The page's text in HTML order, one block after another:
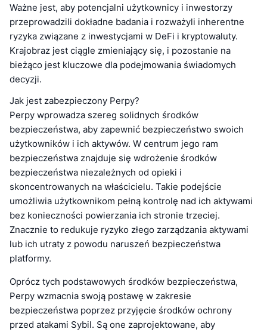
Ważne jest, aby potencjalni użytkownicy i inwestorzy
przeprowadzili dokładne badania i rozważyli inherentne
ryzyka związane z inwestycjami w DeFi i kryptowaluty.
Krajobraz jest ciągle zmieniający się, i pozostanie na
bieżąco jest kluczowe dla podejmowania świadomych
decyzji.
Jak jest zabezpieczony Perpy?
Perpy wprowadza szereg solidnych środków
bezpieczeństwa, aby zapewnić bezpieczeństwo swoich
użytkowników i ich aktywów. W centrum jego ram
bezpieczeństwa znajduje się wdrożenie środków
bezpieczeństwa niezależnych od opieki i
skoncentrowanych na właścicielu. Takie podejście
umożliwia użytkownikom pełną kontrolę nad ich aktywami
bez konieczności powierzania ich stronie trzeciej.
Znacznie to redukuje ryzyko złego zarządzania aktywami
lub ich utraty z powodu naruszeń bezpieczeństwa
platformy.
Oprócz tych podstawowych środków bezpieczeństwa,
Perpy wzmacnia swoją postawę w zakresie
bezpieczeństwa poprzez przyjęcie środków ochrony
przed atakami Sybil. Są one zaprojektowane, aby